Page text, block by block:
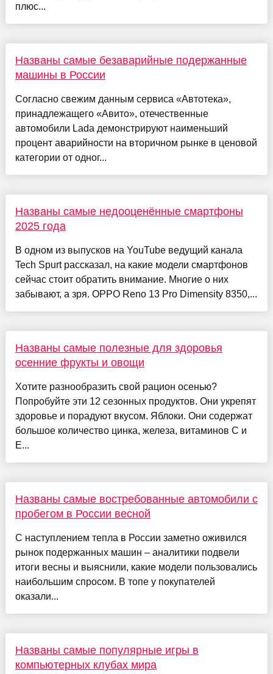
плюс...
Названы самые безаварийные подержанные
машины в России
Согласно свежим данным сервиса «Автотека»,
принадлежащего «Авито», отечественные
автомобили Lada демонстрируют наименьший
процент аварийности на вторичном рынке в ценовой
категории от одног...
Названы самые недооценённые смартфоны
2025 года
В одном из выпусков на YouTube ведущий канала
Tech Spurt рассказал, на какие модели смартфонов
сейчас стоит обратить внимание. Многие о них
забывают, а зря. OPPO Reno 13 Pro Dimensity 8350,...
Названы самые полезные для здоровья
осенние фрукты и овощи
Хотите разнообразить свой рацион осенью?
Попробуйте эти 12 сезонных продуктов. Они укрепят
здоровье и порадуют вкусом. Яблоки. Они содержат
большое количество цинка, железа, витаминов С и
Е...
Названы самые востребованные автомобили с
пробегом в России весной
С наступлением тепла в России заметно оживился
рынок подержанных машин – аналитики подвели
итоги весны и выяснили, какие модели пользовались
наибольшим спросом. В топе у покупателей
оказали...
Названы самые популярные игры в
компьютерных клубах мира